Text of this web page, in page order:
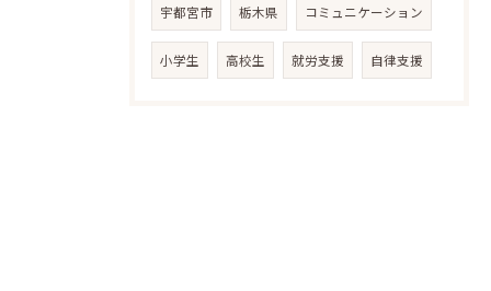
宇都宮市 栃木県 コミュニケーション
小学生 高校生 就労支援 自律支援